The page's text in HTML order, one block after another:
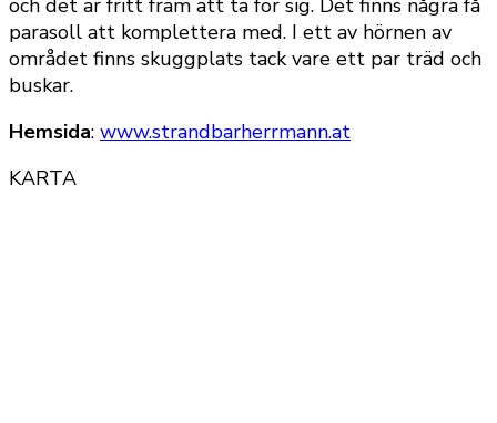
parasoll att komplettera med. I ett av hörnen av
området finns skuggplats tack vare ett par träd och
buskar.
Hemsida: www.strandbarherrmann.at
KARTA